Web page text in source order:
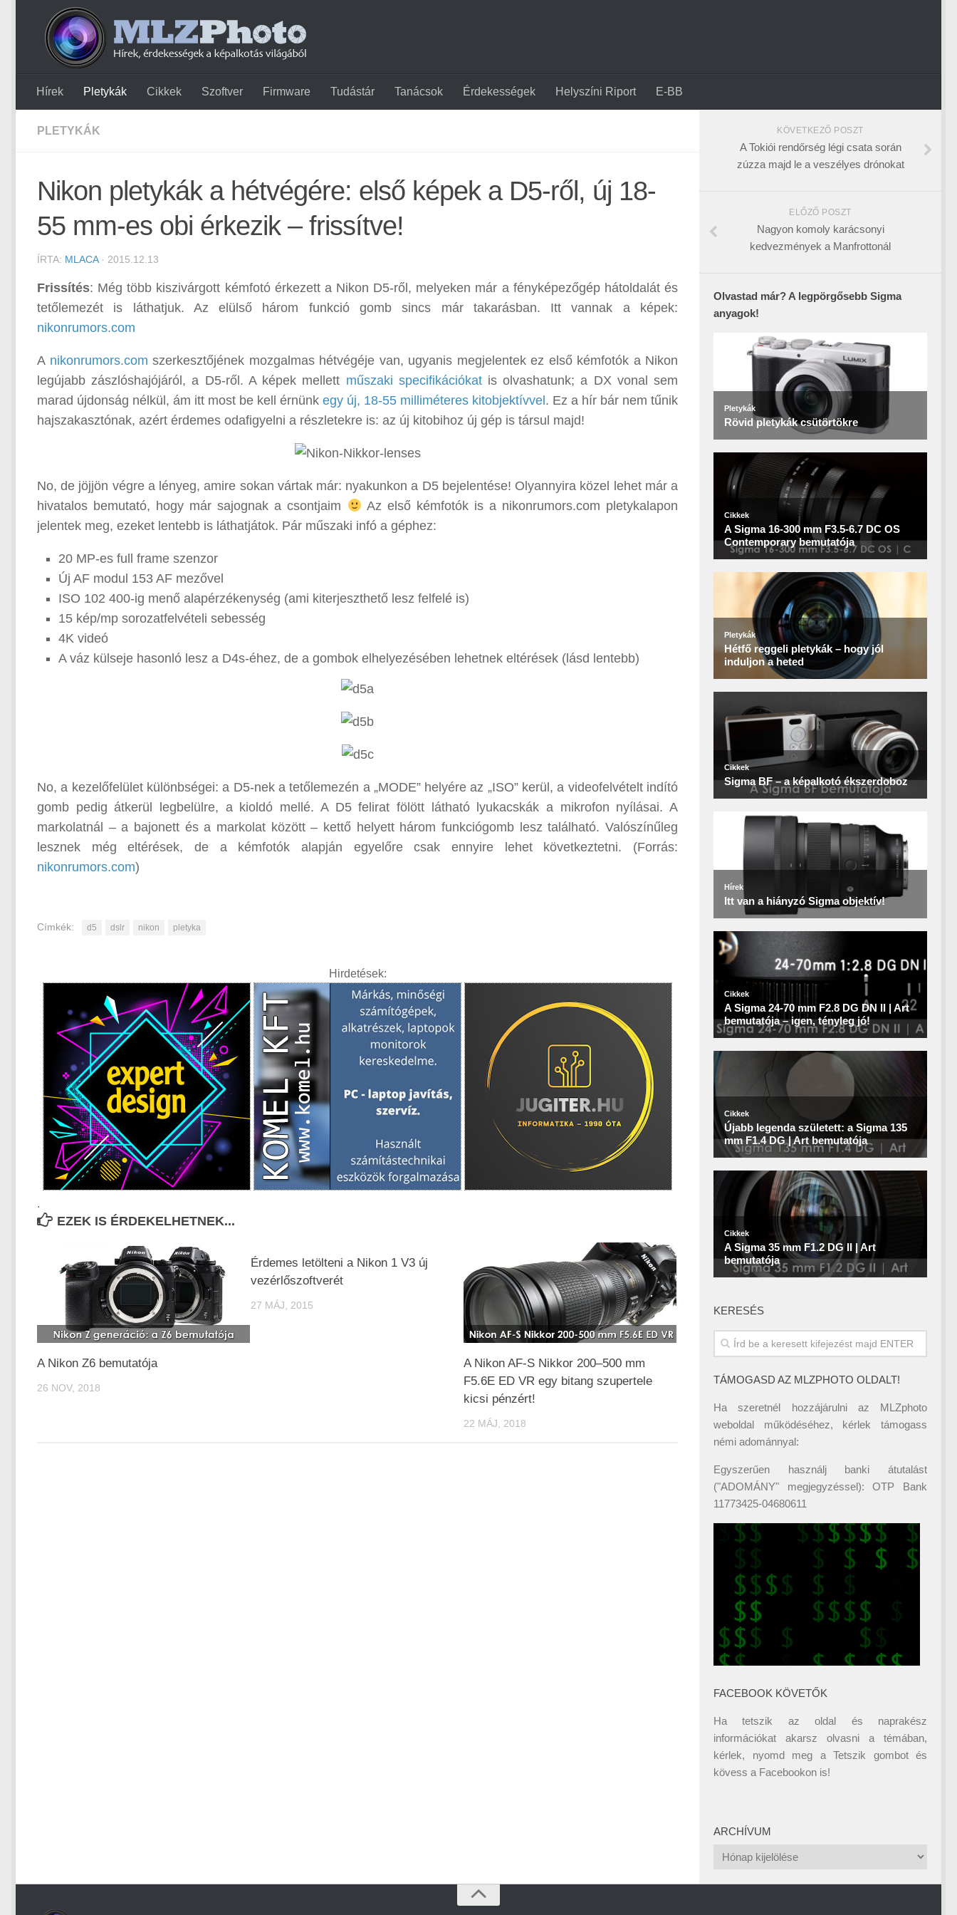
Hírek Pletykák Cikkek Szoftver Firmware Tudástár Tanácsok Érdekességek Helyszíni Riport E-BB
PLETYKÁK
Nikon pletykák a hétvégére: első képek a D5-ről, új 18-
55 mm-es obi érkezik – frissítve!
ÍRTA: MLACA· 2015.12.13
Frissítés: Még több kiszivárgott kémfotó érkezett a Nikon D5-ről, melyeken már a fényképezőgép hátoldalát és
tetőlemezét is láthatjuk. Az elülső három funkció gomb sincs már takarásban. Itt vannak a képek:
nikonrumors.com
A nikonrumors.com szerkesztőjének mozgalmas hétvégéje van, ugyanis megjelentek ez első kémfotók a Nikon
legújabb zászlóshajójáról, a D5-ről. A képek mellett műszaki specifikációkatis olvashatunk; a DX vonal sem
marad újdonság nélkül, ám itt most be kell érnünk egy új, 18-55 milliméteres kitobjektívvel . Ez a hír bár nem tűnik
hajszakasztónak, azért érdemes odafigyelni a részletekre is: az új kitobihoz új gép is társul majd!
No, de jöjjön végre a lényeg, amire sokan vártak már: nyakunkon a D5 bejelentése! Olyannyira közel lehet már a
hivatalos bemutató, hogy már sajognak a csontjaim
Az első kémfotók is a nikonrumors.com pletykalapon
jelentek meg, ezeket lentebb is láthatjátok. Pár műszaki infó a géphez:
20 MP-es full frame szenzor
Új AF modul 153 AF mezővel
ISO 102 400-ig menő alapérzékenység (ami kiterjeszthető lesz felfelé is)
15 kép/mp sorozatfelvételi sebesség
4K videó
A váz külseje hasonló lesz a D4s-éhez, de a gombok elhelyezésében lehetnek eltérések (lásd lentebb)
No, a kezelőfelület különbségei: a D5-nek a tetőlemezén a „MODE” helyére az „ISO” kerül, a videofelvételt indító
gomb pedig átkerül legbelülre, a kioldó mellé. A D5 felirat fölött látható lyukacskák a mikrofon nyílásai. A
markolatnál – a bajonett és a markolat között – kettő helyett három funkciógomb lesz található. Valószínűleg
lesznek még eltérések, de a kémfotók alapján egyelőre csak ennyire lehet következtetni. (Forrás:
nikonrumors.com)
Címkék: d5 dslr nikon pletyka
Hirdetések:
.
EZEK IS ÉRDEKELHETNEK...
A Nikon Z6 bemutatója
26 NOV, 2018
Érdemes letölteni a Nikon 1 V3 új
vezérlőszoftverét
27 MÁJ, 2015
A Nikon AF-S Nikkor 200–500 mm
F5.6E ED VR egy bitang szupertele
kicsi pénzért!
22 MÁJ, 2018
KÖVETKEZŐ POSZT
A Tokiói rendőrség légi csata során
zúzza majd le a veszélyes drónokat
ELŐZŐ POSZT
Nagyon komoly karácsonyi
kedvezmények a Manfrottonál
Olvastad már? A legpörgősebb Sigma
anyagok!
KERESÉS
TÁMOGASD AZ MLZPHOTO OLDALT!
Ha szeretnél hozzájárulni az MLZphoto
weboldal működéséhez, kérlek támogass
némi adománnyal:
Egyszerűen használj banki átutalást
("ADOMÁNY" megjegyzéssel): OTP Bank
11773425-04680611
FACEBOOK KÖVETŐK
Ha tetszik az oldal és naprakész
információkat akarsz olvasni a témában,
kérlek, nyomd meg a Tetszik gombot és
kövess a Facebookon is!
ARCHÍVUM
Archívum